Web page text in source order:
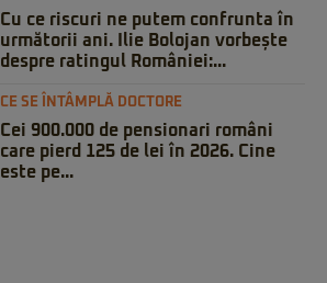
Cu ce riscuri ne putem confrunta în
următorii ani. Ilie Bolojan vorbește
despre ratingul României:...
CE SE ÎNTÂMPLĂ DOCTORE
Cei 900.000 de pensionari români
care pierd 125 de lei în 2026. Cine
este pe...